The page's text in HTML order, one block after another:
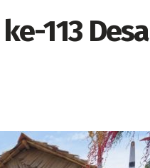
113 Desa